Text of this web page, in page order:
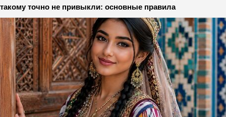
такому точно не привыкли: основные правила